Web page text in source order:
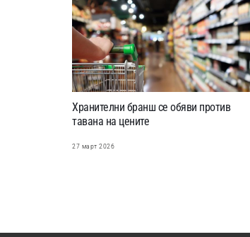
Хранителни бранш се обяви против
тавана на цените
27 март 2026